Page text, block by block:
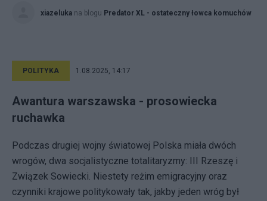
xiazeluka na blogu Predator XL - ostateczny łowca komuchów
POLITYKA 1.08.2025, 14:17
Awantura warszawska - prosowiecka
ruchawka
Podczas drugiej wojny światowej Polska miała dwóch
wrogów, dwa socjalistyczne totalitaryzmy: III Rzeszę i
Związek Sowiecki. Niestety reżim emigracyjny oraz
czynniki krajowe politykowały tak, jakby jeden wróg był